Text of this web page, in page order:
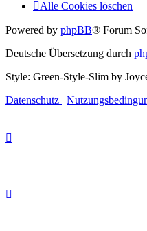
Alle Cookies löschen
Powered by phpBB® Forum
Deutsche Übersetzung durch
Style: Green-Style-Slim by
Datenschutz |